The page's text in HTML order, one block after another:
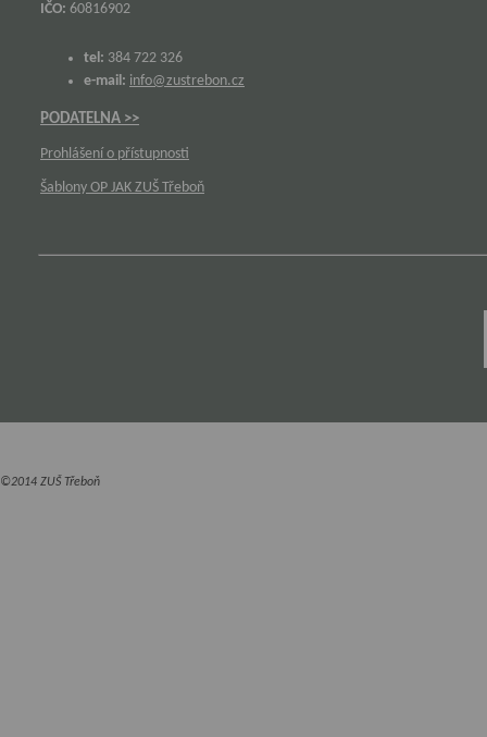
IČO: 60816902
tel: 384 722 326
e-mail: info@zustrebon.cz
PODATELNA >>
Prohlášení o přístupnosti
Šablony OP JAK ZUŠ Třeboň
©2014 ZUŠ Třeboň